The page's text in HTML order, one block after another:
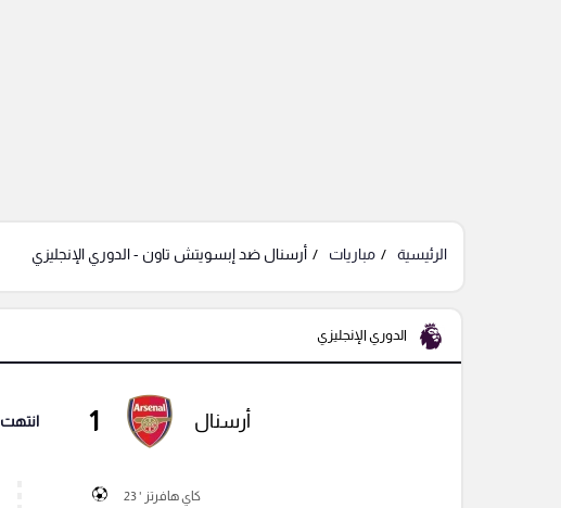
الرئيسية مباريات أرسنال ضد إبسويتش تاون - الدوري الإنجليزي
الدوري الإنجليزي
أرسنال 1 انتهت
كاي هافرتز ' 23